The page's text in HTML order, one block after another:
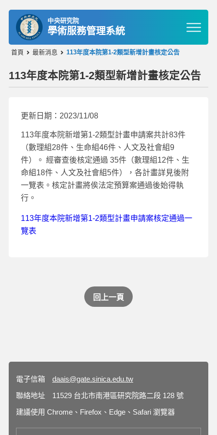
中央研究院
學術服務管理系統
首頁 最新消息 113年度本院第1-2類型新增計畫核定公告
113年度本院第1-2類型新增計畫核定公告
更新日期：2023/11/08
113年度本院新增第1-2類型計畫申請案共計83件
（數理組28件、生命組46件、人文及社會組9
件）。 經審查後核定通過 35件（數理組12件、生
命組18件、人文及社會組5件），各計畫詳見後附
一覽表。核定計畫將俟法定預算案通過後始得執
行。
113年度本院新增第1-2類型計畫申請案核定通過一
覽表
回上一頁
電子信箱
daais@gate.sinica.edu.tw
聯絡地址
11529 台北市南港區研究院路二段 128 號
建議使用 Chrome、Firefox、Edge、Safari 瀏覽器